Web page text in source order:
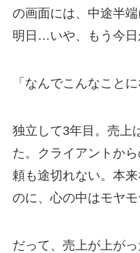
の画面には、中途半端
明日…いや、もう今日
「なんでこんなこと
独立して3年目。売上
た。クライアントか
頼も途切れない。本
のに、心の中はモヤモ
だって、売上が上が